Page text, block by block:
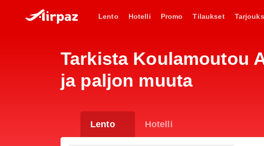
Lento Hotelli Promo Tilaukset
Tarkista Koulamoutou
ja paljon muuta
Lento Hotelli